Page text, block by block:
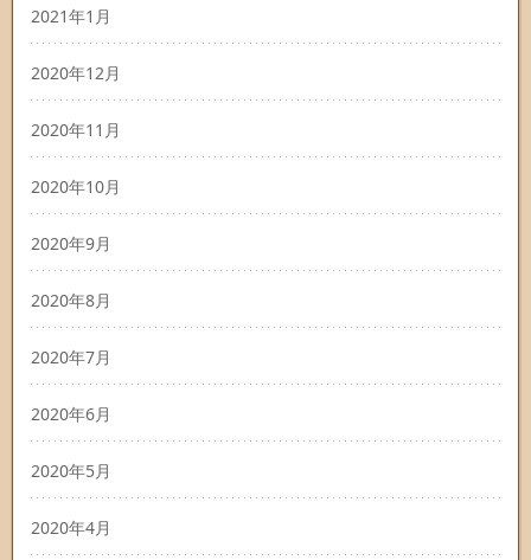
2021年1月
2020年12月
2020年11月
2020年10月
2020年9月
2020年8月
2020年7月
2020年6月
2020年5月
2020年4月